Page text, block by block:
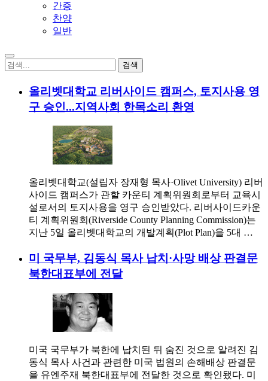
간증
찬양
일반
올리벳대학교 리버사이드 캠퍼스, 토지사용 영
구 승인...지역사회 한목소리 환영
올리벳대학교(설립자 장재형 목사·Olivet University) 리버
사이드 캠퍼스가 관할 카운티 계획위원회로부터 교육시
설로서의 토지사용을 영구 승인받았다. 리버사이드카운
티 계획위원회(Riverside County Planning Commission)는
지난 5일 올리벳대학교의 개발계획(Plot Plan)을 5대 …
미 국무부, 김동식 목사 납치·사망 배상 판결문
북한대표부에 전달
미국 국무부가 북한에 납치된 뒤 숨진 것으로 알려진 김
동식 목사 사건과 관련한 미국 법원의 손해배상 판결문
을 유엔주재 북한대표부에 전달한 것으로 확인됐다. 미